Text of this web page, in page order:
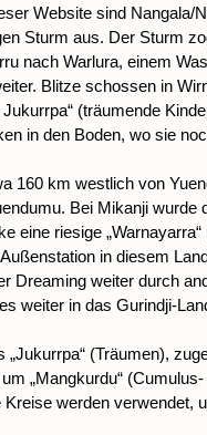
Website sind Nangala/
Sturm aus. Der Sturm
nach Warlura, einem
Blitze schossen in
(träumende
in den Boden, wo sie
160 km westlich von
Bei Mikanji wurde
eine riesige
in diesem
Dreaming weiter durch
weiter in das Gurindji-
(Träumen),
„Mangkurdu“
werden verwendet,